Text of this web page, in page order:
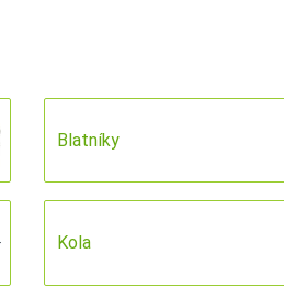
Blatníky
Kola